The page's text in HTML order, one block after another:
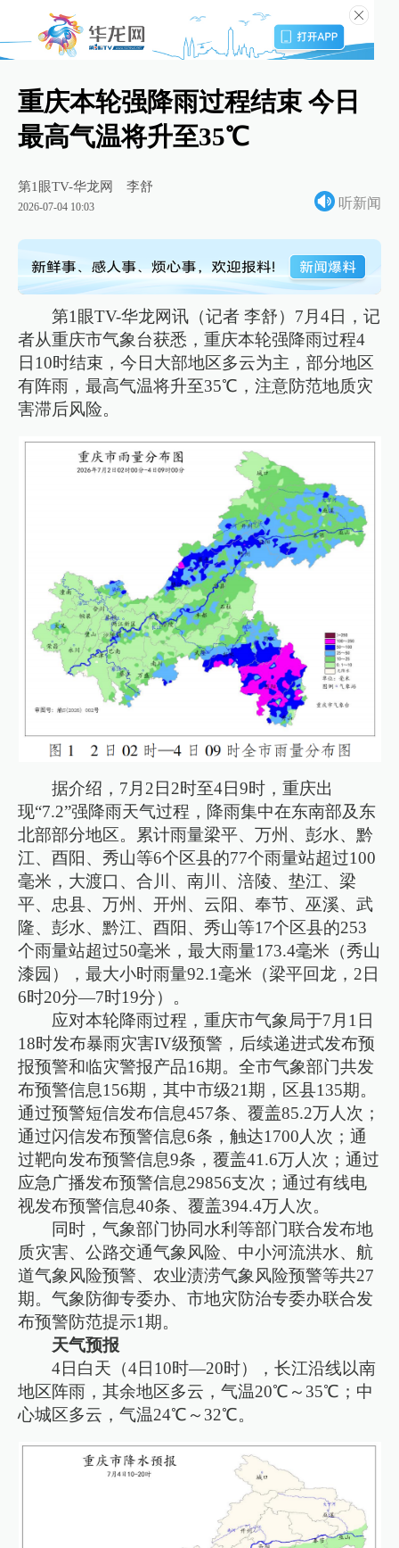
重庆本轮强降雨过程结束 今日
最高气温将升至35℃
第1眼TV-华龙网 李舒
2026-07-04 10:03 听新闻
第1眼TV-华龙网讯（记者 李舒）7月4日，记
者从重庆市气象台获悉，重庆本轮强降雨过程4
日10时结束，今日大部地区多云为主，部分地区
有阵雨，最高气温将升至35℃，注意防范地质灾
害滞后风险。
据介绍，7月2日2时至4日9时，重庆出
现“7.2”强降雨天气过程，降雨集中在东南部及东
北部部分地区。累计雨量梁平、万州、彭水、黔
江、酉阳、秀山等6个区县的77个雨量站超过100
毫米，大渡口、合川、南川、涪陵、垫江、梁
平、忠县、万州、开州、云阳、奉节、巫溪、武
隆、彭水、黔江、酉阳、秀山等17个区县的253
个雨量站超过50毫米，最大雨量173.4毫米（秀山
漆园），最大小时雨量92.1毫米（梁平回龙，2日
6时20分—7时19分）。
应对本轮降雨过程，重庆市气象局于7月1日
18时发布暴雨灾害IV级预警，后续递进式发布预
报预警和临灾警报产品16期。全市气象部门共发
布预警信息156期，其中市级21期，区县135期。
通过预警短信发布信息457条、覆盖85.2万人次；
通过闪信发布预警信息6条，触达1700人次；通
过靶向发布预警信息9条，覆盖41.6万人次；通过
应急广播发布预警信息29856支次；通过有线电
视发布预警信息40条、覆盖394.4万人次。
同时，气象部门协同水利等部门联合发布地
质灾害、公路交通气象风险、中小河流洪水、航
道气象风险预警、农业渍涝气象风险预警等共27
期。气象防御专委办、市地灾防治专委办联合发
布预警防范提示1期。
天气预报
4日白天（4日10时—20时），长江沿线以南
地区阵雨，其余地区多云，气温20℃～35℃；中
心城区多云，气温24℃～32℃。